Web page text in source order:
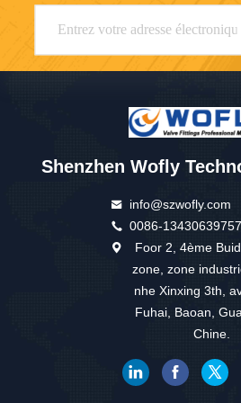
Shenzhen Wofly
info@szwofly.com
0086-13430639757
Foor 2, 4ème
zone, zone
nhe Xinxing 3th,
Fuhai, Baoan,
Chine.